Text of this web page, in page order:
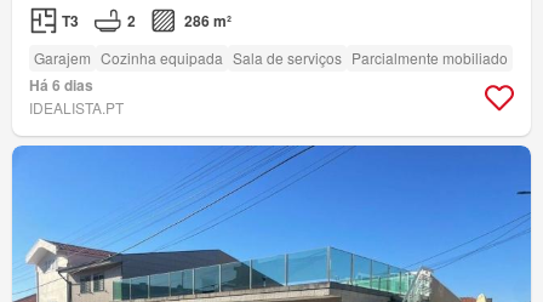
T3 2 286 m²
Garajem Cozinha equipada Sala de serviços Parcialmente mobiliado
Há 6 dias
IDEALISTA.PT